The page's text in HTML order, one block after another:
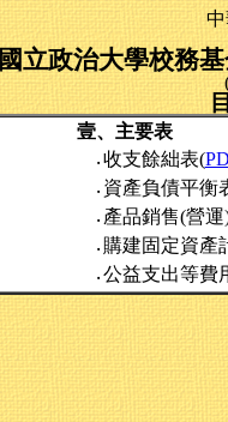
國立政治大學校務
壹、主要表
‧收支餘絀表(
‧ 資產負債平衡
‧ 產品銷售(營
‧ 購建固定資產
‧公益支出等費